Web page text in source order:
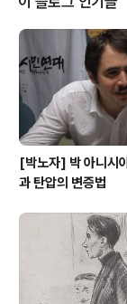
는 (계엄) 담화 중반까
다.따라서 지금 와서 선
탄핵 표결 때의 태도를
다면, 또 '내란수괴'를
것이면 기본으로 쿠데타
[박노자] 박 아니시
과 탄압의 변증법